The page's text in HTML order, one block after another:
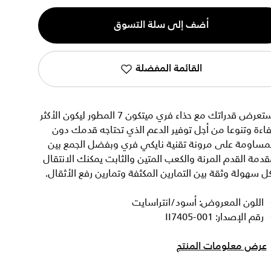
أضف إلى سلة التسوق
القائمة المفضلة
استعرض قدراتك مع حذاء فري ميتكون 7 المطور ليكون الأكثر
وتنوعا من أجل توفير الدعم الذي تحتاجه قدمك دون
على مرونة تقنية نايكي فري وبفضل الجمع بين
القدم المرنة والكعب المتين والثابت يمكنك الانتقال
سهولة وثقة بين التمارين المكثفة وتمارين رفع الأثقال.
اللون المعروض: أسود/انتراسايت
رقم الإصدار: II7405-001
عرض معلومات المنتج